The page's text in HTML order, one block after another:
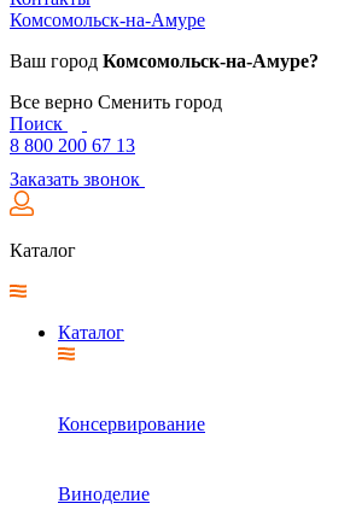
Комсомольск-на-Амуре
Ваш город Комсомольск-на-Амуре?
Все верно Сменить город
Поиск
8 800 200 67 13
Заказать звонок
Каталог
Каталог
Консервирование
Виноделие